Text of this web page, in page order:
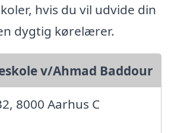
hvis du vil udvide din
dygtig kørelærer.
v/Ahmad Baddour
8000 Aarhus C